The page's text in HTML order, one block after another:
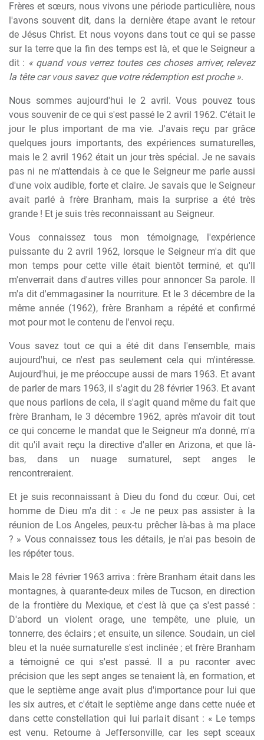
Frères et sœurs, nous vivons une période particulière, nous
l'avons souvent dit, dans la dernière étape avant le retour
de Jésus Christ. Et nous voyons dans tout ce qui se passe
sur la terre que la fin des temps est là, et que le Seigneur a
dit : « quand vous verrez toutes ces choses arriver, relevez
la tête car vous savez que votre rédemption est proche ».
Nous sommes aujourd'hui le 2 avril. Vous pouvez tous
vous souvenir de ce qui s'est passé le 2 avril 1962. C'était le
jour le plus important de ma vie. J'avais reçu par grâce
quelques jours importants, des expériences surnaturelles,
mais le 2 avril 1962 était un jour très spécial. Je ne savais
pas ni ne m'attendais à ce que le Seigneur me parle aussi
d'une voix audible, forte et claire. Je savais que le Seigneur
avait parlé à frère Branham, mais la surprise a été très
grande ! Et je suis très reconnaissant au Seigneur.
Vous connaissez tous mon témoignage, l'expérience
puissante du 2 avril 1962, lorsque le Seigneur m'a dit que
mon temps pour cette ville était bientôt terminé, et qu'Il
m'enverrait dans d'autres villes pour annoncer Sa parole. Il
m'a dit d'emmagasiner la nourriture. Et le 3 décembre de la
même année (1962), frère Branham a répété et confirmé
mot pour mot le contenu de l'envoi reçu.
Vous savez tout ce qui a été dit dans l'ensemble, mais
aujourd'hui, ce n'est pas seulement cela qui m'intéresse.
Aujourd'hui, je me préoccupe aussi de mars 1963. Et avant
de parler de mars 1963, il s'agit du 28 février 1963. Et avant
que nous parlions de cela, il s'agit quand même du fait que
frère Branham, le 3 décembre 1962, après m'avoir dit tout
ce qui concerne le mandat que le Seigneur m'a donné, m'a
dit qu'il avait reçu la directive d'aller en Arizona, et que là-
bas, dans un nuage surnaturel, sept anges le
rencontreraient.
Et je suis reconnaissant à Dieu du fond du cœur. Oui, cet
homme de Dieu m'a dit : « Je ne peux pas assister à la
réunion de Los Angeles, peux-tu prêcher là-bas à ma place
? » Vous connaissez tous les détails, je n'ai pas besoin de
les répéter tous.
Mais le 28 février 1963 arriva : frère Branham était dans les
montagnes, à quarante-deux miles de Tucson, en direction
de la frontière du Mexique, et c'est là que ça s'est passé :
D'abord un violent orage, une tempête, une pluie, un
tonnerre, des éclairs ; et ensuite, un silence. Soudain, un ciel
bleu et la nuée surnaturelle s'est inclinée ; et frère Branham
a témoigné ce qui s'est passé. Il a pu raconter avec
précision que les sept anges se tenaient là, en formation, et
que le septième ange avait plus d'importance pour lui que
les six autres, et c'était le septième ange dans cette nuée et
dans cette constellation qui lui parlait disant : « Le temps
est venu. Retourne à Jeffersonville, car les sept sceaux